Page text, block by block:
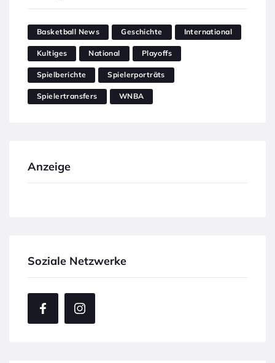
Basketball News Geschichte International
Kultiges National Playoffs
Spielberichte Spielerporträts
Spielertransfers WNBA
Anzeige
Soziale Netzwerke